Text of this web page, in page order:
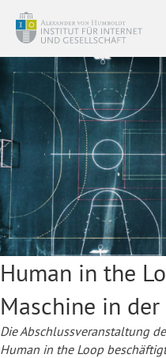
Human in the
Maschine in
Die Abschlussveranstaltung
Human in the Loop